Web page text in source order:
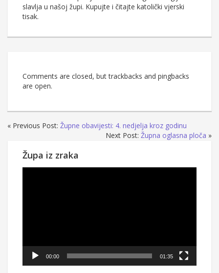
slavlja u našoj župi. Kupujte i čitajte katolički vjerski
tisak.
Comments are closed, but trackbacks and pingbacks
are open.
« Previous Post: Župne obavijesti: 4. nedjelja kroz godinu
Next Post: Župna oglasna ploča »
Župa iz zraka
00:00 01:35